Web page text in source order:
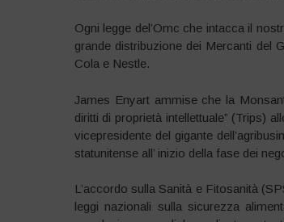
Ogni legge del’Omc che intacca il
grande distribuzione dei Mercanti del
Cola e Nestle.
James Enyart ammise che la
diritti di proprietà intellettuale” (Trips)
vicepresidente del gigante
statunitense all’ inizio della fase dei
L’accordo sulla Sanità e Fitosanità
leggi nazionali sulla sicurezza